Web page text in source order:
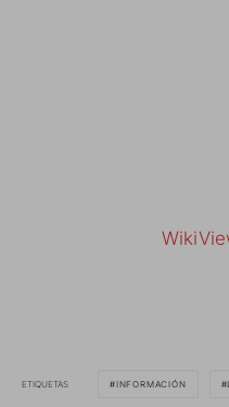
ETIQUETAS INFORMACIÓN